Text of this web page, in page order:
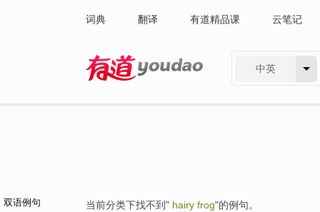
词典 翻译 有道精品课 云笔记
中英
双语例句 当前分类下找不到" hairy frog"的例句。